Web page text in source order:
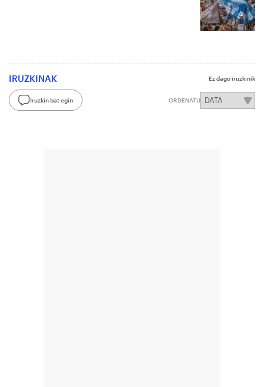
IRUZKINAK Ez dago iruzkinik
Iruzkin bat egin ORDENATU